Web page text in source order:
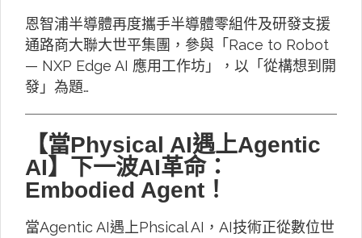
恩智浦半導體再度攜手半導體零組件及研發支援
通路商大聯大世平集團，參與「Race to Robot
— NXP Edge AI 應用工作坊」，以「從構想到開
發」為題…
【當Physical AI遇上Agentic
AI】下一波AI革命：
Embodied Agent！
當Agentic AI遇上Phsical AI，AI技術正從數位世